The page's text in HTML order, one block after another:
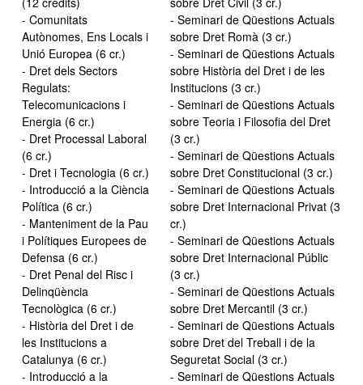
- Comunitats
Autònomes, Ens Locals i
Unió Europea (6 cr.)
- Dret dels Sectors
Regulats:
Telecomunicacions i
Energia (6 cr.)
- Dret Processal Laboral
(6 cr.)
- Dret i Tecnologia (6 cr.)
- Introducció a la Ciència
Política (6 cr.)
- Manteniment de la Pau
i Polítiques Europees de
Defensa (6 cr.)
- Dret Penal del Risc i
Delinqüència
Tecnològica (6 cr.)
- Història del Dret i de
les Institucions a
Catalunya (6 cr.)
- Introducció a la
- Seminari de Qüestions Actuals
sobre Dret Romà (3 cr.)
- Seminari de Qüestions Actuals
sobre Història del Dret i de les
Institucions (3 cr.)
- Seminari de Qüestions Actuals
sobre Teoria i Filosofia del Dret
(3 cr.)
- Seminari de Qüestions Actuals
sobre Dret Constitucional (3 cr.)
- Seminari de Qüestions Actuals
sobre Dret Internacional Privat (3
cr.)
- Seminari de Qüestions Actuals
sobre Dret Internacional Públic
(3 cr.)
- Seminari de Qüestions Actuals
sobre Dret Mercantil (3 cr.)
- Seminari de Qüestions Actuals
sobre Dret del Treball i de la
Seguretat Social (3 cr.)
- Seminari de Qüestions Actuals